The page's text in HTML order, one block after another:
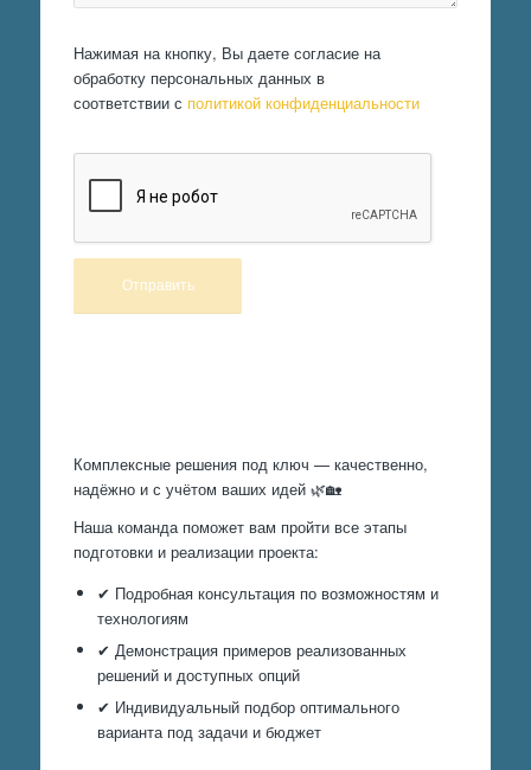
Нажимая на кнопку, Вы даете согласие на
обработку персональных данных в
соответствии с политикой конфиденциальности
Комплексные решения под ключ — качественно,
надёжно и с учётом ваших идей 🌿🏡
Наша команда поможет вам пройти все этапы
подготовки и реализации проекта:
✔ Подробная консультация по возможностям и
технологиям
✔ Демонстрация примеров реализованных
решений и доступных опций
✔ Индивидуальный подбор оптимального
варианта под задачи и бюджет